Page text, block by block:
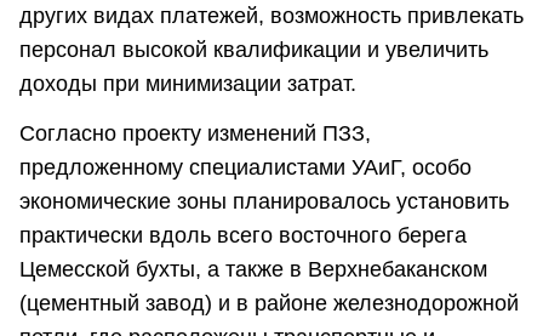
других видах платежей, возможность привлекать
персонал высокой квалификации и увеличить
доходы при минимизации затрат.
Согласно проекту изменений ПЗЗ,
предложенному специалистами УАиГ, особо
экономические зоны планировалось установить
практически вдоль всего восточного берега
Цемесской бухты, а также в Верхнебаканском
(цементный завод) и в районе железнодорожной